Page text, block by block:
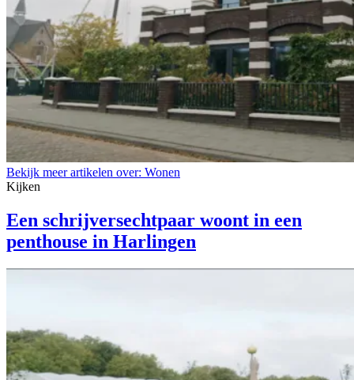
Bekijk meer artikelen over: Wonen
Kijken
Een schrijversechtpaar woont in een
penthouse in Harlingen